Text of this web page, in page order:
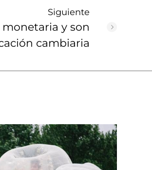
Siguiente
y son
cambiaria